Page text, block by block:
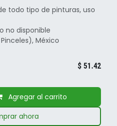
todo tipo de pinturas, uso
no disponible
México
Agregar al carrito
ahora
$ 51.42